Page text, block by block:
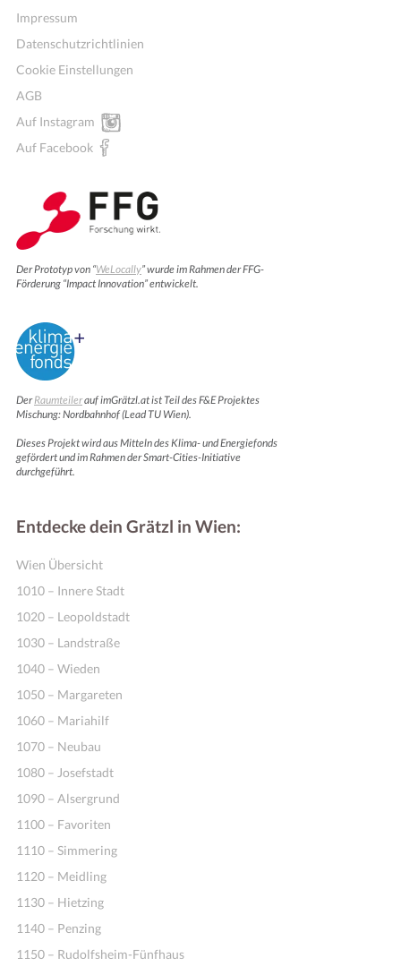
Impressum
Datenschutzrichtlinien
Cookie Einstellungen
AGB
Auf Instagram
Auf Facebook
Der Prototyp von “WeLocally” wurde im Rahmen der FFG-
Förderung “Impact Innovation” entwickelt.
DerRaumteilerauf imGrätzl.at ist Teil des F&E Projektes
Mischung: Nordbahnhof (Lead TU Wien).
Dieses Projekt wird aus Mitteln des Klima- und Energiefonds
gefördert und im Rahmen der Smart-Cities-Initiative
durchgeführt.
Entdecke dein Grätzl in Wien:
Wien Übersicht
1010 – Innere Stadt
1020 – Leopoldstadt
1030 – Landstraße
1040 – Wieden
1050 – Margareten
1060 – Mariahilf
1070 – Neubau
1080 – Josefstadt
1090 – Alsergrund
1100 – Favoriten
1110 – Simmering
1120 – Meidling
1130 – Hietzing
1140 – Penzing
1150 – Rudolfsheim-Fünfhaus